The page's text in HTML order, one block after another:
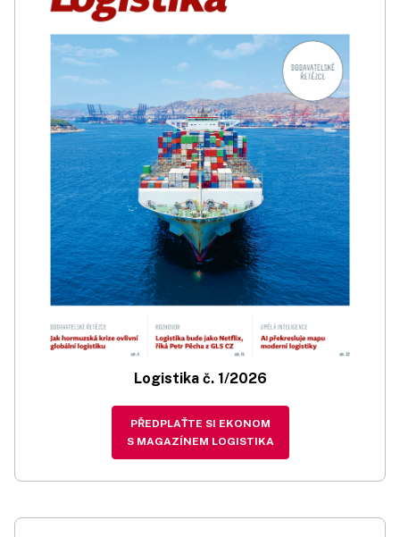
Logistika č. 1/2026
PŘEDPLAŤTE SI EKONOM
S MAGAZÍNEM LOGISTIKA